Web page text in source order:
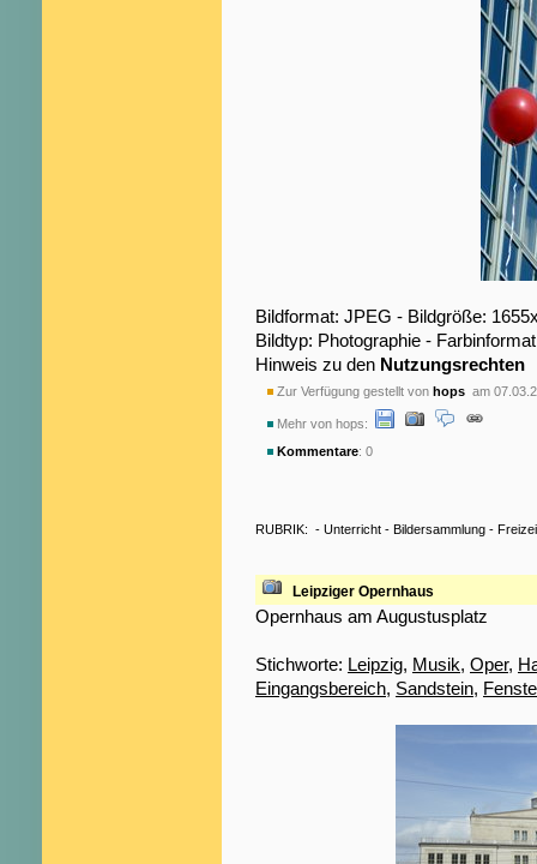
Bildformat: JPEG - Bildgröße:
Bildtyp: Photographie -
Hinweis zu den Nutzungsrechten
Zur Verfügung gestellt von hops am
Mehr von hops:
Kommentare: 0
RUBRIK: - Unterricht - Bildersammlung -
Leipziger Opernhaus
Opernhaus am Augustusplatz
Stichworte: Leipzig, Musik, Oper,
Eingangsbereich, Sandstein,